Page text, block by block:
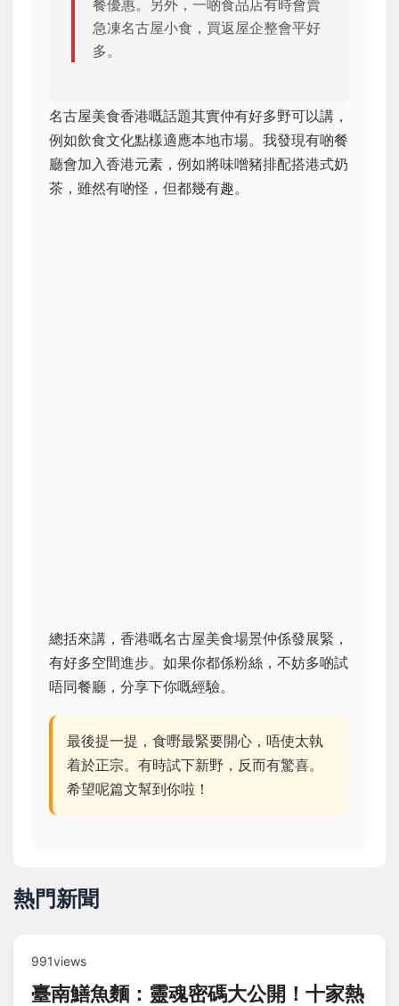
餐優惠。另外，一啲食品店有時會賣
急凍名古屋小食，買返屋企整會平好
多。
名古屋美食香港嘅話題其實仲有好多野可以講，
例如飲食文化點樣適應本地市場。我發現有啲餐
廳會加入香港元素，例如將味噌豬排配搭港式奶
茶，雖然有啲怪，但都幾有趣。
總括來講，香港嘅名古屋美食場景仲係發展緊，
有好多空間進步。如果你都係粉絲，不妨多啲試
唔同餐廳，分享下你嘅經驗。
最後提一提，食嘢最緊要開心，唔使太執
着於正宗。有時試下新野，反而有驚喜。
希望呢篇文幫到你啦！
熱門新聞
991views
臺南鱔魚麵：靈魂密碼大公開！十家熱